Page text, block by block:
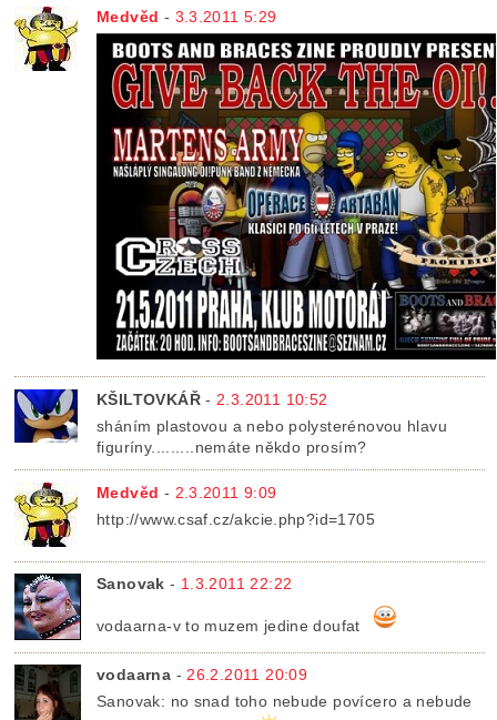
Medvěd - 3.3.2011 5:29
KŠILTOVKÁŘ- 2.3.2011 10:52
sháním plastovou a nebo polysterénovou hlavu
figuríny.........nemáte někdo prosím?
Medvěd - 2.3.2011 9:09
http://www.csaf.cz/akcie.php?id=1705
Sanovak - 1.3.2011 22:22
vodaarna-v to muzem jedine doufat
vodaarna -26.2.2011 20:09
Sanovak: no snad toho nebude povícero a nebude